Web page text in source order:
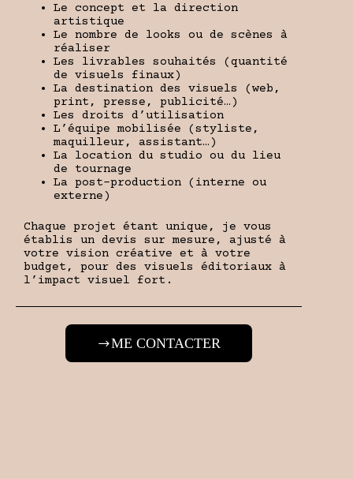
Le concept et la direction
artistique
Le nombre de looks ou de scènes à
réaliser
Les livrables souhaités (quantité
de visuels finaux)
La destination des visuels (web,
print, presse, publicité…)
Les droits d’utilisation
L’équipe mobilisée (styliste,
maquilleur, assistant…)
La location du studio ou du lieu
de tournage
La post-production (interne ou
externe)
Chaque projet étant unique, je vous
établis un devis sur mesure, ajusté à
votre vision créative et à votre
budget, pour des visuels éditoriaux à
l’impact visuel fort.
ME CONTACTER